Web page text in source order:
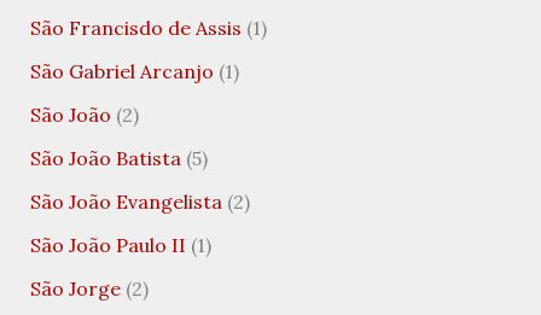
São Francisdo de Assis (1)
São Gabriel Arcanjo (1)
São João (2)
São João Batista (5)
São João Evangelista (2)
São João Paulo II (1)
São Jorge(2)